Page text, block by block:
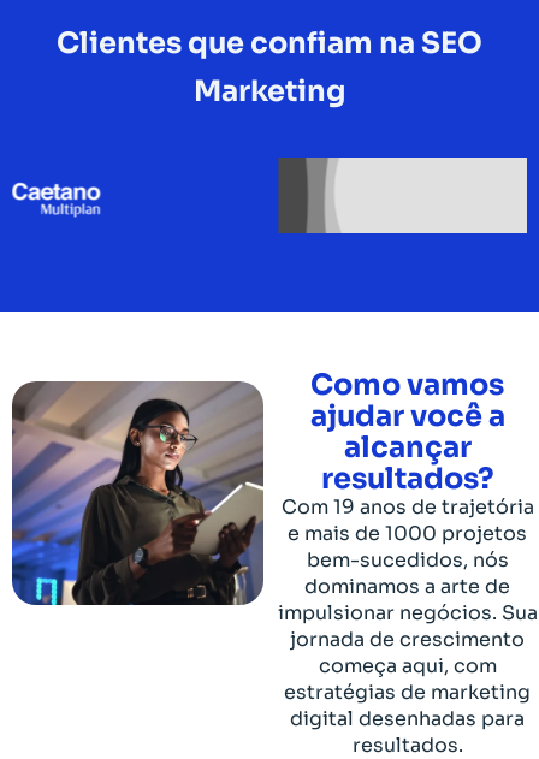
Clientes que confiam na SEO
Marketing
Como vamos
ajudar você a
alcançar
resultados?
Com 19 anos de trajetória
e mais de 1000 projetos
bem-sucedidos, nós
dominamos a arte de
impulsionar negócios. Sua
jornada de crescimento
começa aqui, com
estratégias de marketing
digital desenhadas para
resultados.